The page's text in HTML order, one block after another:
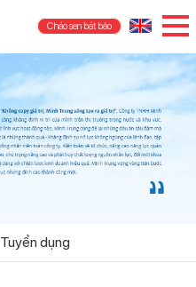
Cháo sen bát bảo
Tuyển dụng